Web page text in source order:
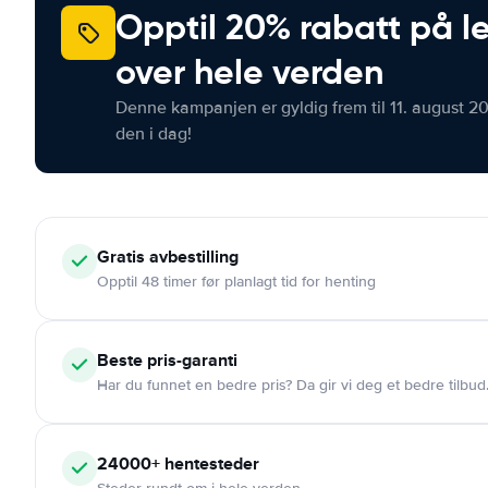
Opptil 20% rabatt på
over hele verden
Denne kampanjen er gyldig frem til 11. august
den i dag!
Gratis avbestilling
Opptil 48 timer før planlagt tid for henting
Beste pris-garanti
Har du funnet en bedre pris? Da gir vi deg et bedre tilbud.
24000+ hentesteder